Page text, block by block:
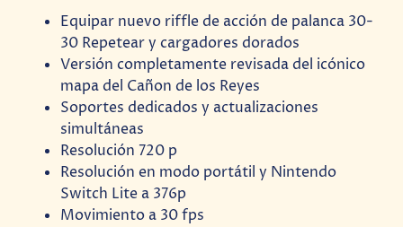
Equipar nuevo riffle de acción de palanca 30-
30 Repetear y cargadores dorados
Versión completamente revisada del icónico
mapa del Cañon de los Reyes
Soportes dedicados y actualizaciones
simultáneas
Resolución 720 p
Resolución en modo portátil y Nintendo
Switch Lite a 376p
Movimiento a 30 fps